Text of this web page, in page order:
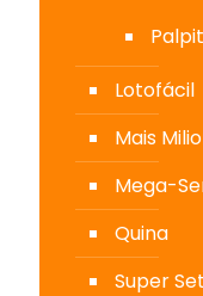
Lotofácil
Mais
Mega-
Quina
Super